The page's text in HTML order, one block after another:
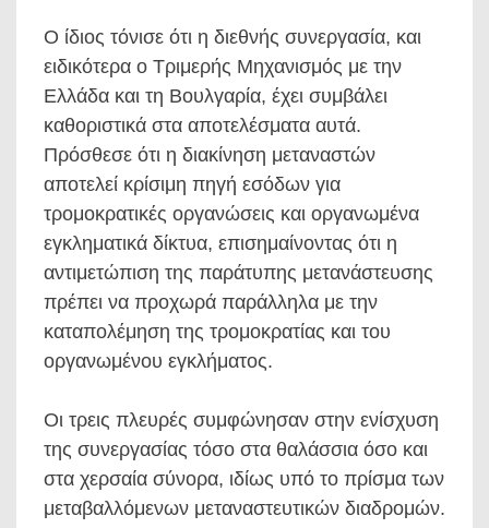
Ο ίδιος τόνισε ότι η διεθνής συνεργασία, και
ειδικότερα ο Τριμερής Μηχανισμός με την
Ελλάδα και τη Βουλγαρία, έχει συμβάλει
καθοριστικά στα αποτελέσματα αυτά.
Πρόσθεσε ότι η διακίνηση μεταναστών
αποτελεί κρίσιμη πηγή εσόδων για
τρομοκρατικές οργανώσεις και οργανωμένα
εγκληματικά δίκτυα, επισημαίνοντας ότι η
αντιμετώπιση της παράτυπης μετανάστευσης
πρέπει να προχωρά παράλληλα με την
καταπολέμηση της τρομοκρατίας και του
οργανωμένου εγκλήματος.
Οι τρεις πλευρές συμφώνησαν στην ενίσχυση
της συνεργασίας τόσο στα θαλάσσια όσο και
στα χερσαία σύνορα, ιδίως υπό το πρίσμα των
μεταβαλλόμενων μεταναστευτικών διαδρομών.